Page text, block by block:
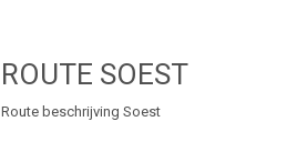
ROUTE SOEST
Route beschrijving Soest